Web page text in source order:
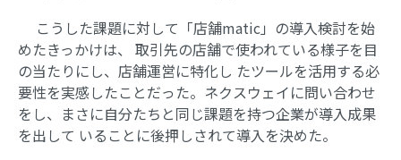
こうした課題に対して「店舗matic」の導入検討を始
めたきっかけは、 取引先の店舗で使われている様子を目
の当たりにし、店舗運営に特化し たツールを活用する必
要性を実感したことだった。ネクスウェイに問い合わせ
をし、まさに自分たちと同じ課題を持つ企業が導入成果
を出して いることに後押しされて導入を決めた。